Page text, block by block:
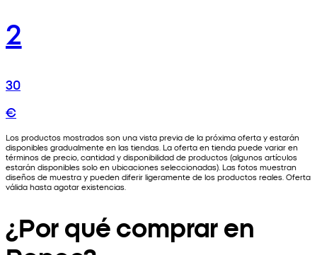
2
30
€
Los productos mostrados son una vista previa de la próxima oferta y estarán
disponibles gradualmente en las tiendas. La oferta en tienda puede variar en
términos de precio, cantidad y disponibilidad de productos (algunos artículos
estarán disponibles solo en ubicaciones seleccionadas). Las fotos muestran
diseños de muestra y pueden diferir ligeramente de los productos reales. Oferta
válida hasta agotar existencias.
¿Por qué comprar en